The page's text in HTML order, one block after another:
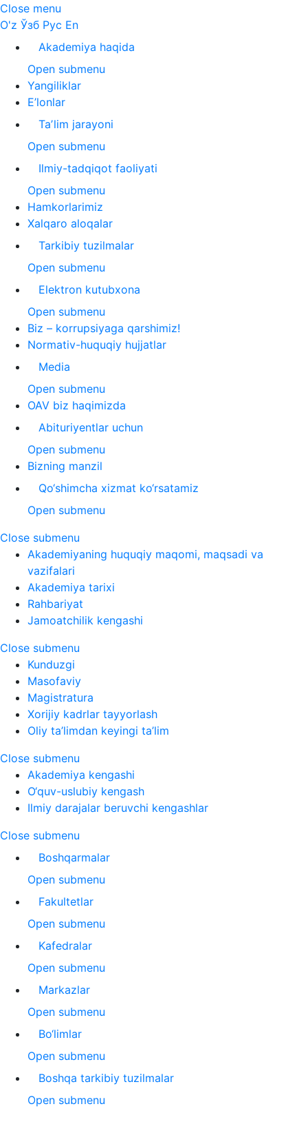
Close menu
O'z Ўзб Рус En
Akademiya haqida
Open submenu
Yangiliklar
E’lonlar
Taʼlim jarayoni
Open submenu
Ilmiy-tadqiqot faoliyati
Open submenu
Hamkorlarimiz
Xalqaro aloqalar
Tarkibiy tuzilmalar
Open submenu
Elektron kutubxona
Open submenu
Biz – korrupsiyaga qarshimiz!
Normativ-huquqiy hujjatlar
Media
Open submenu
OAV biz haqimizda
Abituriyentlar uchun
Open submenu
Bizning manzil
Qo‘shimcha xizmat ko‘rsatamiz
Open submenu
Close submenu
Akademiyaning huquqiy maqomi, maqsadi va
vazifalari
Akademiya tarixi
Rahbariyat
Jamoatchilik kengashi
Close submenu
Kunduzgi
Masofaviy
Magistratura
Xorijiy kadrlar tayyorlash
Oliy ta’limdan keyingi ta’lim
Close submenu
Akademiya kengashi
O‘quv-uslubiy kengash
Ilmiy darajalar beruvchi kengashlar
Close submenu
Boshqarmalar
Open submenu
Fakultetlar
Open submenu
Kafedralar
Open submenu
Markazlar
Open submenu
Bo‘limlar
Open submenu
Boshqa tarkibiy tuzilmalar
Open submenu